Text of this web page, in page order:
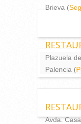
Brieva (
Plazuela
Palencia (
Avda.